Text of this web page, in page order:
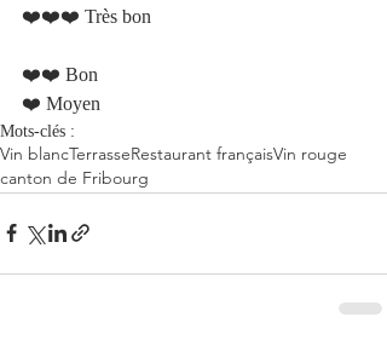
❤️❤️❤️ Très bon
❤️ Moyen
Mots-clés :
Vin blancTerrasseRestaurant françaisVin rouge
canton de Fribourg